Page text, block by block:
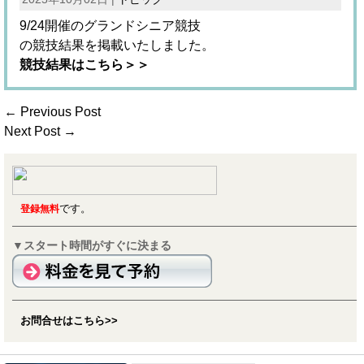
9/24開催のグランドシニア競技
の競技結果を掲載いたしました。
競技結果はこちら＞＞
← Previous Post
Next Post →
登録無料です。
▼スタート時間がすぐに決まる
お問合せはこちら>>